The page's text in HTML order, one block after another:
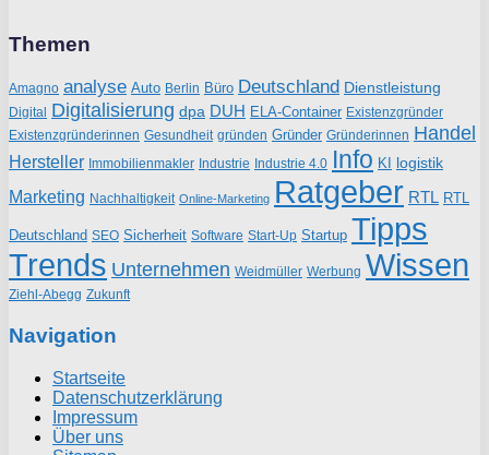
Themen
Amagno analyse Auto Berlin Büro Deutschland Dienstleistung
Digital Digitalisierung dpa DUH ELA-Container Existenzgründer
Existenzgründerinnen Gesundheit gründen Gründer Gründerinnen Handel
Hersteller Immobilienmakler Industrie Industrie 4.0 Info KI logistik
Marketing Nachhaltigkeit Online-Marketing Ratgeber RTL RTL
Deutschland SEO Sicherheit Software Start-Up Startup Tipps
Trends Unternehmen Weidmüller Werbung Wissen
Ziehl-Abegg Zukunft
Navigation
Startseite
Datenschutzerklärung
Impressum
Über uns